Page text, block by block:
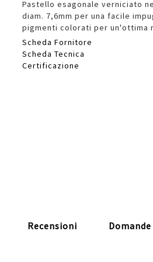
Pastello esagonale verniciato
diam. 7,6mm per una facile
pigmenti colorati per un'ottima
Scheda Fornitore
Scheda Tecnica
Certificazione
Recensioni Domande